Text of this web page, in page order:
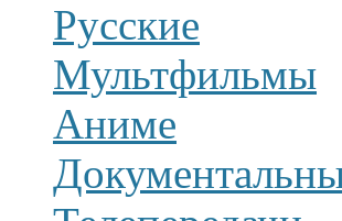
Русские
Мультфильмы
Аниме